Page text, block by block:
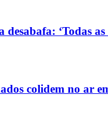
‘Todas
colidem no ar